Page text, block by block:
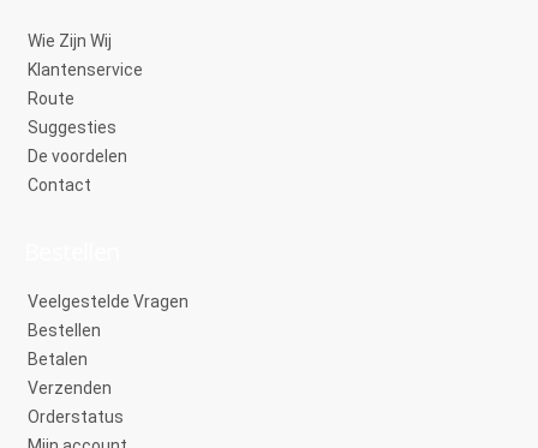
Wie Zijn Wij
Klantenservice
Route
Suggesties
De voordelen
Contact
Veelgestelde Vragen
Bestellen
Betalen
Verzenden
Orderstatus